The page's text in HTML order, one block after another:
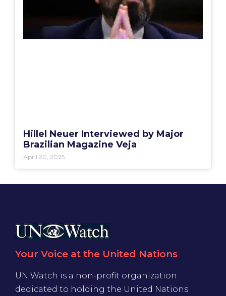
Hillel Neuer Interviewed by Major
Brazilian Magazine Veja
April 20, 2025
Your Voice at the United Nations
UN Watch is a non-profit organization
dedicated to holding the United Nations